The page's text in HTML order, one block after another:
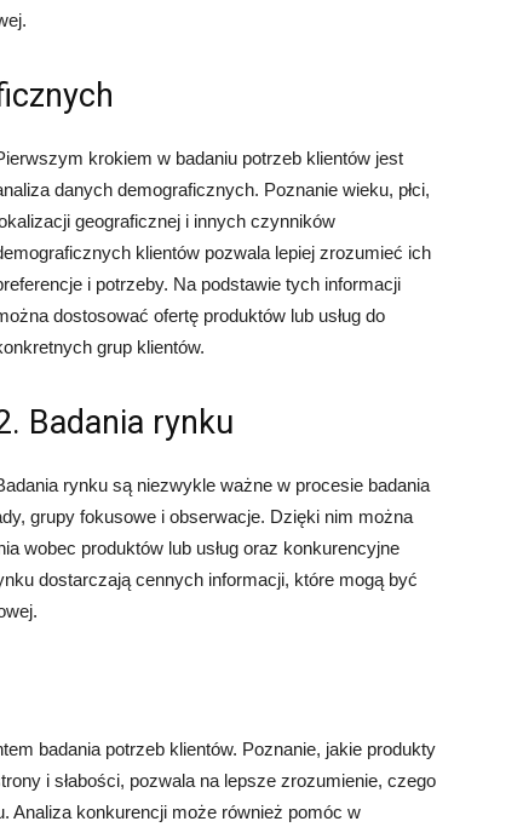
krokiem w badaniu potrzeb klientów jest
danych demograficznych. Poznanie wieku, płci,
geograficznej i innych czynników
klientów pozwala lepiej zrozumieć ich
i potrzeby. Na podstawie tych informacji
dostosować ofertę produktów lub usług do
grup klientów.
Badania rynku
rynku są niezwykle ważne w procesie badania
grupy fokusowe i obserwacje. Dzięki nim można
wobec produktów lub usług oraz konkurencyjne
dostarczają cennych informacji, które mogą być
badania potrzeb klientów. Poznanie, jakie produkty
i słabości, pozwala na lepsze zrozumienie, czego
Analiza konkurencji może również pomóc w